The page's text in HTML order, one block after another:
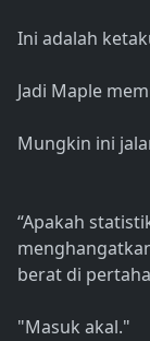
Ini adalah
Jadi Maple
Mungkin ini
“Apakah
berat di
"Masuk akal."